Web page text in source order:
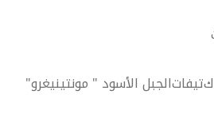
تيفاتالجبل الأسود " مونتينيغرو"